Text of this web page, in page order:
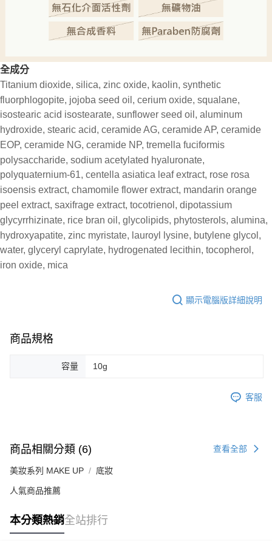
全成分
Titanium dioxide, silica, zinc oxide, kaolin, synthetic
fluorphlogopite, jojoba seed oil, cerium oxide, squalane,
isostearic acid isostearate, sunflower seed oil, aluminum
hydroxide, stearic acid, ceramide AG, ceramide AP, ceramide
EOP, ceramide NG, ceramide NP, tremella fuciformis
polysaccharide, sodium acetylated hyaluronate,
polyquaternium-61, centella asiatica leaf extract, rose rosa
isoensis extract, chamomile flower extract, mandarin orange
peel extract, saxifrage extract, tocotrienol, dipotassium
glycyrrhizinate, rice bran oil, glycolipids, phytosterols, alumina,
hydroxyapatite, zinc myristate, lauroyl lysine, butylene glycol,
water, glyceryl caprylate, hydrogenated lecithin, tocopherol,
iron oxide, mica
顯示電腦版詳細說明
商品規格
容量 10g
客服
商品相關分類 (6) 查看全部
美妝系列 MAKE UP 底妝
人氣商品推薦
本分類熱銷全站排行